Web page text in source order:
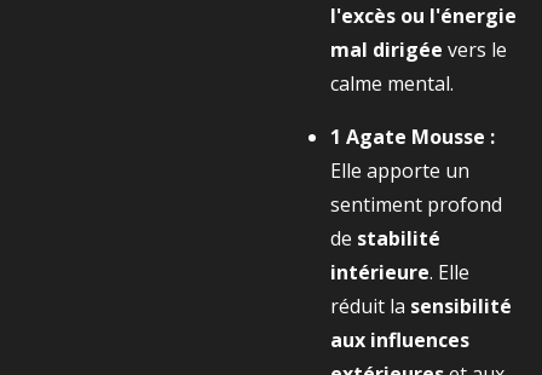
l'excès ou l'énergie
mal dirigée vers le
calme mental.
1 Agate Mousse :
Elle apporte un
sentiment profond
de stabilité
intérieure. Elle
réduit la sensibilité
aux influences